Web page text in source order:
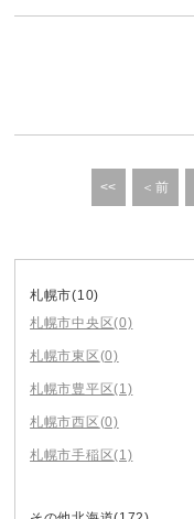
<< ＜前
札幌市(10)
札幌市中央区(0)
札幌市東区(0)
札幌市豊平区(1)
札幌市西区(0)
札幌市手稲区(1)